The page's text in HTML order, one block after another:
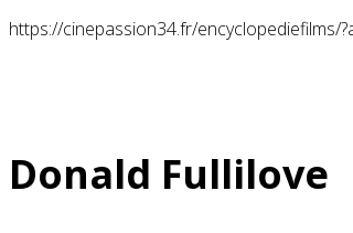
https://cinepassion34.fr/encyclopediefilms/
Donald Fullilove